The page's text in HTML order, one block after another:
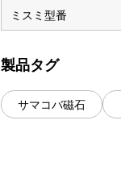
ミスミ型番
製品タグ
サマコバ磁石